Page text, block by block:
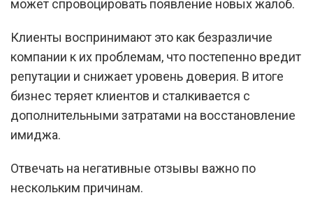
может спровоцировать появление новых жалоб.
Клиенты воспринимают это как безразличие
компании к их проблемам, что постепенно вредит
репутации и снижает уровень доверия. В итоге
бизнес теряет клиентов и сталкивается с
дополнительными затратами на восстановление
имиджа.
Отвечать на негативные отзывы важно по
нескольким причинам.